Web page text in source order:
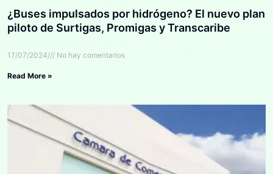
¿Buses impulsados por hidrógeno? El nuevo plan
piloto de Surtigas, Promigas y Transcaribe
17/07/2024 No hay comentarios
Read More »